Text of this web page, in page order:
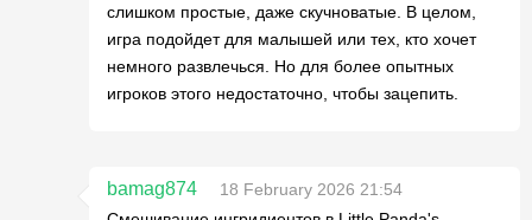
слишком простые, даже скучноватые. В целом,
игра подойдет для малышей или тех, кто хочет
немного развлечься. Но для более опытных
игроков этого недостаточно, чтобы зацепить.
bamag874
18 February 2026 21:54